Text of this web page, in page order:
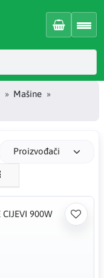
Mašine
Proizvođači